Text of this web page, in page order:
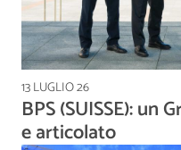
13 LUGLIO 26
BPS (SUISSE): un
e articolato